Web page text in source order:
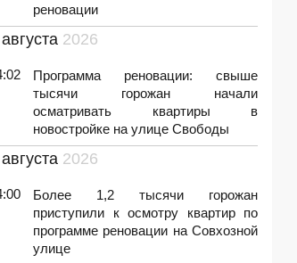
реновации
2026
Программа реновации: свыше
тысячи горожан начали
осматривать квартиры в
новостройке на улице Свободы
2026
Более 1,2 тысячи горожан
приступили к осмотру квартир по
программе реновации на Совхозной
улице